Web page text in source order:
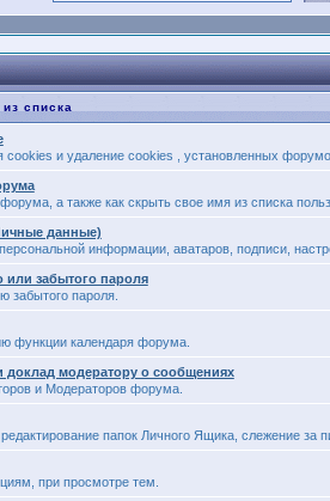
списка
cookies и удаление cookies , установленных
форума, а также как скрыть свое имя из списка
данные)
информации, аватаров, подписи,
или забытого пароля
забытого пароля.
функции календаря форума.
доклад модератору о сообщениях
и Модераторов форума.
папок Личного Ящика, слежение за
при просмотре тем.